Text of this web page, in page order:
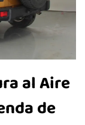
al Aire
de